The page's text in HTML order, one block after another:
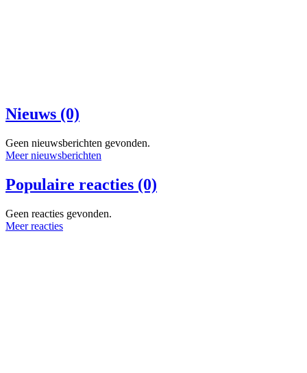
Nieuws (0)
Geen nieuwsberichten gevonden.
Meer nieuwsberichten
Populaire reacties (0)
Geen reacties gevonden.
Meer reacties